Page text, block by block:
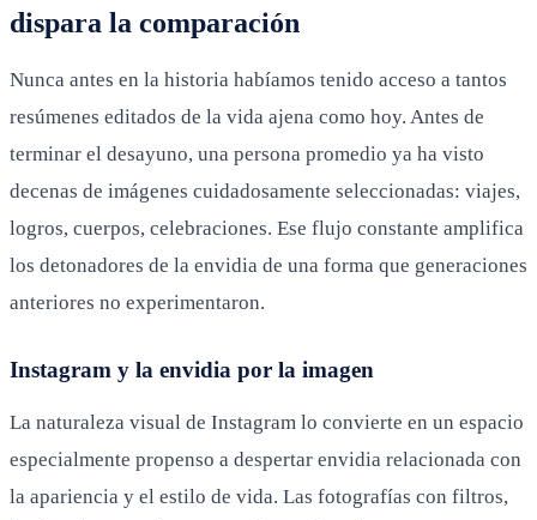
dispara la comparación
Nunca antes en la historia habíamos tenido acceso a tantos
resúmenes editados de la vida ajena como hoy. Antes de
terminar el desayuno, una persona promedio ya ha visto
decenas de imágenes cuidadosamente seleccionadas: viajes,
logros, cuerpos, celebraciones. Ese flujo constante amplifica
los detonadores de la envidia de una forma que generaciones
anteriores no experimentaron.
Instagram y la envidia por la imagen
La naturaleza visual de Instagram lo convierte en un espacio
especialmente propenso a despertar envidia relacionada con
la apariencia y el estilo de vida. Las fotografías con filtros,